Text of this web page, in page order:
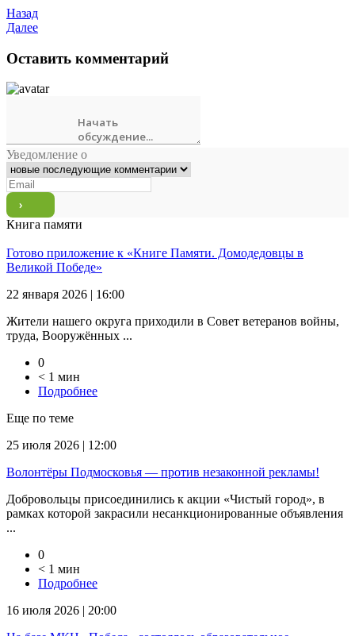
Назад
Далее
Оставить комментарий
Уведомление о
Книга памяти
Готово приложение к «Книге Памяти. Домодедовцы в
Великой Победе»
22 января 2026 | 16:00
Жители нашего округа приходили в Совет ветеранов войны,
труда, Вооружённых ...
0
< 1 мин
Подробнее
Еще по теме
25 июля 2026 | 12:00
Волонтёры Подмосковья — против незаконной рекламы!
Добровольцы присоединились к акции «Чистый город», в
рамках которой закрасили несанкционированные объявления
...
0
< 1 мин
Подробнее
16 июля 2026 | 20:00